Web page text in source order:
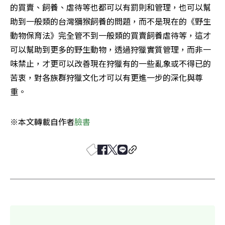
的買賣、飼養、虐待等也都可以有罰則和管理，也可以幫
助到一般類的台灣獼猴飼養的問題，而不是現在的《野生
動物保育法》完全管不到一般類的買賣飼養虐待等，這才
可以幫助到更多的野生動物，透過狩獵實質管理，而非一
味禁止，才更可以改善現在狩獵有的一些亂象或不得已的
苦衷，對各族群狩獵文化才可以有更進一步的深化與尊
重。
※本文轉載自作者臉書